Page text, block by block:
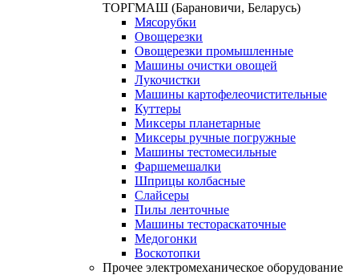
ТОРГМАШ (Барановичи, Беларусь)
Мясорубки
Овощерезки
Овощерезки промышленные
Машины очистки овощей
Лукочистки
Машины картофелеочистительные
Куттеры
Миксеры планетарные
Миксеры ручные погружные
Машины тестомесильные
Фаршемешалки
Шприцы колбасные
Слайсеры
Пилы ленточные
Машины тестораскаточные
Медогонки
Воскотопки
Прочее электромеханическое оборудование